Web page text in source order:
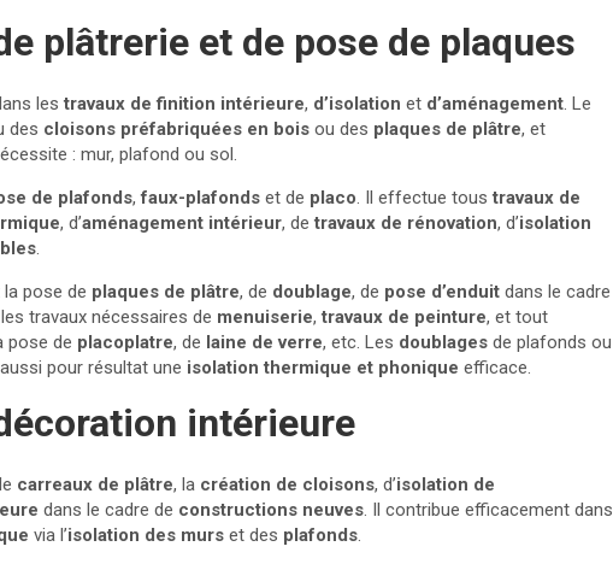
plâtrerie et de pose de plaques
lestravaux de finition intérieure, d’isolation et d’aménagement. Le
des cloisons préfabriquées en bois ou des plaques de plâtre, et
: mur, plafond ou sol.
de plafonds, faux-plafonds et de placo. Il effectue tous travaux de
, d’aménagement intérieur, detravaux de rénovation, d’isolation
.
pose de plaques de plâtre, de doublage, de pose d’enduit dans le cadre
travaux nécessaires de menuiserie, travaux de peinture, et tout
pose de placoplatre, de laine de verre, etc. Les doublages de plafonds ou
pour résultat une isolation thermique et phonique efficace.
intérieure
carreaux de plâtre, la création de cloisons, d’isolation de
dans le cadre de constructions neuves. Il contribue efficacement dans
via l’isolation des murs et des plafonds.